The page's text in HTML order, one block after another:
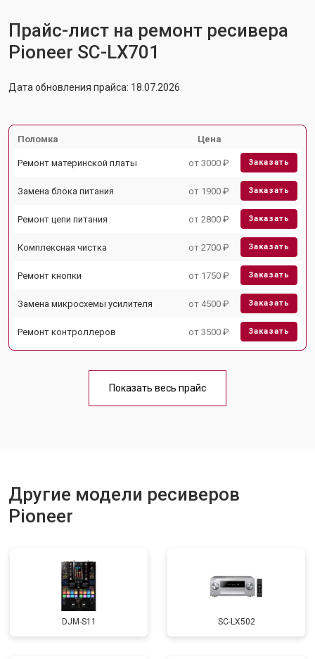
Прайс-лист на ремонт ресивера
Pioneer SC-LX701
Дата обновления прайса: 18.07.2026
Поломка Цена
Ремонт материнской платы от 3000 ₽ Заказать
Замена блока питания от 1900 ₽ Заказать
Ремонт цепи питания от 2800 ₽ Заказать
Комплексная чистка от 2700 ₽ Заказать
Ремонт кнопки от 1750 ₽ Заказать
Замена микросхемы усилителя от 4500 ₽ Заказать
Ремонт контроллеров от 3500 ₽ Заказать
Показать весь прайс
Другие модели ресиверов
Pioneer
DJM-S11 SC-LX502